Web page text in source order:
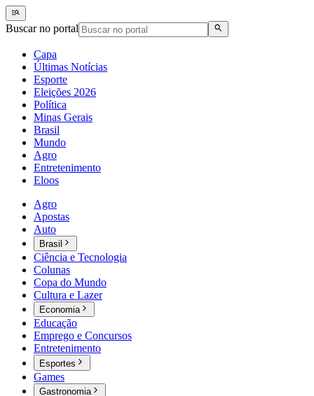
Buscar no portal
Capa
Últimas Notícias
Esporte
Eleições 2026
Política
Minas Gerais
Brasil
Mundo
Agro
Entretenimento
Eloos
Agro
Apostas
Auto
Brasil
Ciência e Tecnologia
Colunas
Copa do Mundo
Cultura e Lazer
Economia
Educação
Emprego e Concursos
Entretenimento
Esportes
Games
Gastronomia